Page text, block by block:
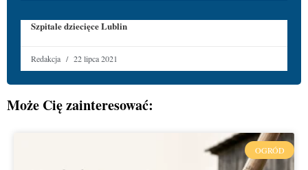
Szpitale dziecięce Lublin
Redakcja 22 lipca 2021
Może Cię zainteresować:
OGRÓD